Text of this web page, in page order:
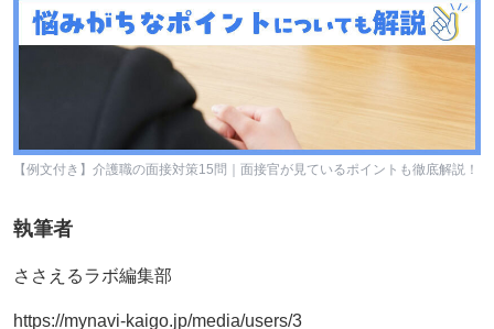
【例文付き】介護職の面接対策15問｜面接官が見ているポイントも徹底解説！
執筆者
ささえるラボ編集部
https://mynavi-kaigo.jp/media/users/3